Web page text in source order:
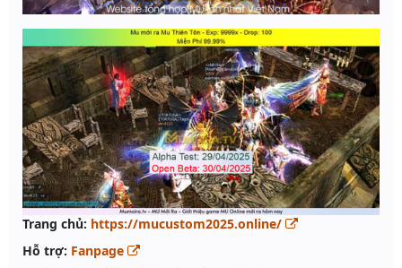
Trang chủ: https://mucustom2025.online/
Hỗ trợ: Fanpage